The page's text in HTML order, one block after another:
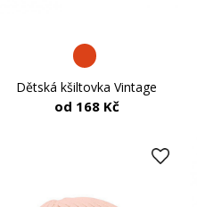
Dětská kšiltovka Vintage
od 168 Kč